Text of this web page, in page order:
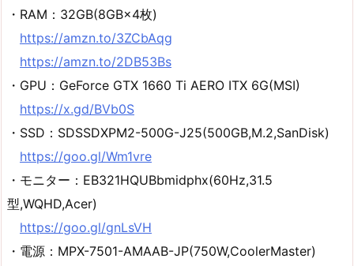
・RAM：32GB(8GB×4枚)
https://amzn.to/3ZCbAqg
https://amzn.to/2DB53Bs
・GPU：GeForce GTX 1660 Ti AERO ITX 6G(MSI)
https://x.gd/BVb0S
・SSD：SDSSDXPM2-500G-J25(500GB,M.2,SanDisk)
https://goo.gl/Wm1vre
・モニター：EB321HQUBbmidphx(60Hz,31.5
型,WQHD,Acer)
https://goo.gl/gnLsVH
・電源：MPX-7501-AMAAB-JP(750W,CoolerMaster)